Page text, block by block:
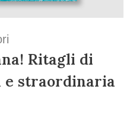
Ritagli di
straordinaria